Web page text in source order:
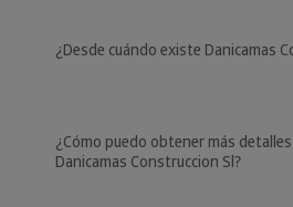
¿Desde cuándo existe Danicamas
¿Cómo puedo obtener más
Danicamas Construccion Sl?